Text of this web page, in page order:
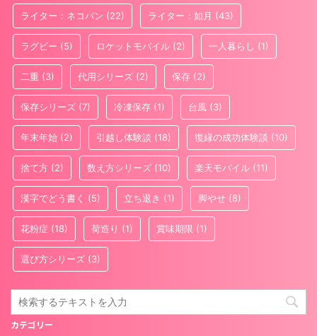
ライター：ネコパン (22) ライター：如月 (43)
ラグビー (5) ロケットモバイル (2) 一人暮らし (1)
二重 (3) 代用シリーズ (2) 保存 (2)
保存シリーズ (7) 冷凍保存 (1) 台風 (3)
年末年始 (2) 引越し体験談 (18) 復縁の成功体験談 (10)
捨て方 (2) 数え方シリーズ (10) 楽天モバイル (11)
漢字でどう書く (5) 立ち退き (1) 脚やせ (8)
花粉症 (18) 荷造り (1) 賞味期限 (1)
選び方シリーズ (3)
カテゴリー